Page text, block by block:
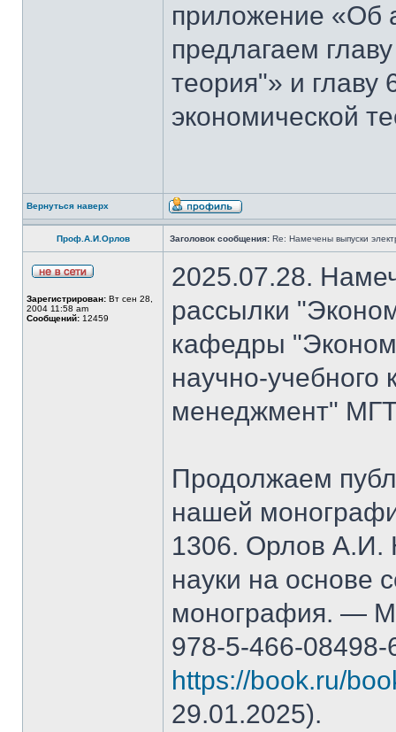
приложение «Об
предлагаем
теория"» и главу
экономической
Вернуться наверх
Проф.А.И.Орлов Заголовок сообщения: Re: Намечены выпуски
Зарегистрирован: Вт сен 28,
2004 11:58 am
Сообщений: 12459
2025.07.28.
рассылки
кафедры
научно-
менеджмент"
Продолжаем
нашей
1306. Орлов А.И.
науки на основе
монография. —
978-5-466-
https://book.ru/
29.01.2025).